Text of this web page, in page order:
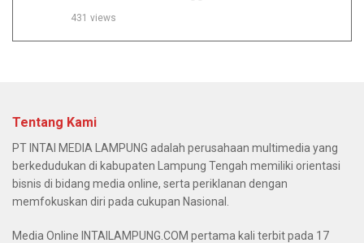
431 views
Tentang Kami
PT INTAI MEDIA LAMPUNG adalah perusahaan multimedia yang
berkedudukan di kabupaten Lampung Tengah memiliki orientasi
bisnis di bidang media online, serta periklanan dengan
memfokuskan diri pada cukupan Nasional.
Media Online INTAILAMPUNG.COM pertama kali terbit pada 17